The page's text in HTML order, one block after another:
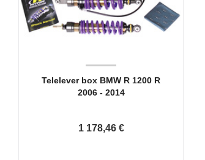
Telelever box BMW R 1200 R
2006 - 2014
1 178,46 €